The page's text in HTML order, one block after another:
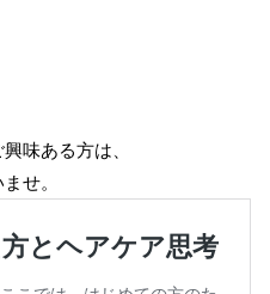
味ある方は、
せ。